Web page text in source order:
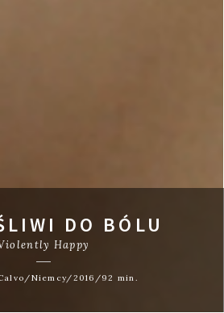
DO BÓLU
Happy
Niemcy/2016/92 min.